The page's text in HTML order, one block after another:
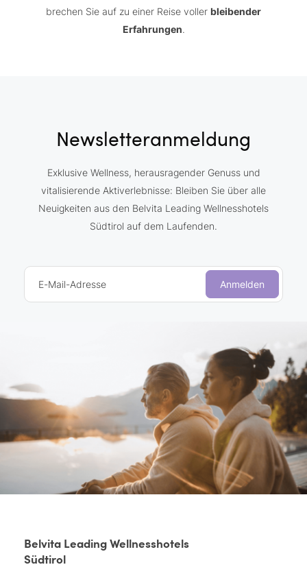
brechen Sie auf zu einer Reise voller bleibender
Erfahrungen.
Newsletteranmeldung
Exklusive Wellness, herausragender Genuss und
vitalisierende Aktiverlebnisse: Bleiben Sie über alle
Neuigkeiten aus den Belvita Leading Wellnesshotels
Südtirol auf dem Laufenden.
E-Mail-Adresse Anmelden
Belvita Leading Wellnesshotels
Südtirol